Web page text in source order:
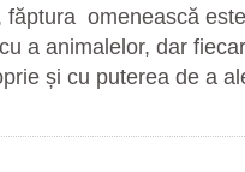
făptura omenească
a animalelor, dar
și cu puterea de a